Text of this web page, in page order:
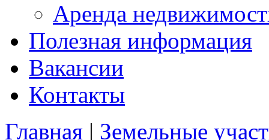
Аренда
Полезная информация
Вакансии
Контакты
Главная | Земельные